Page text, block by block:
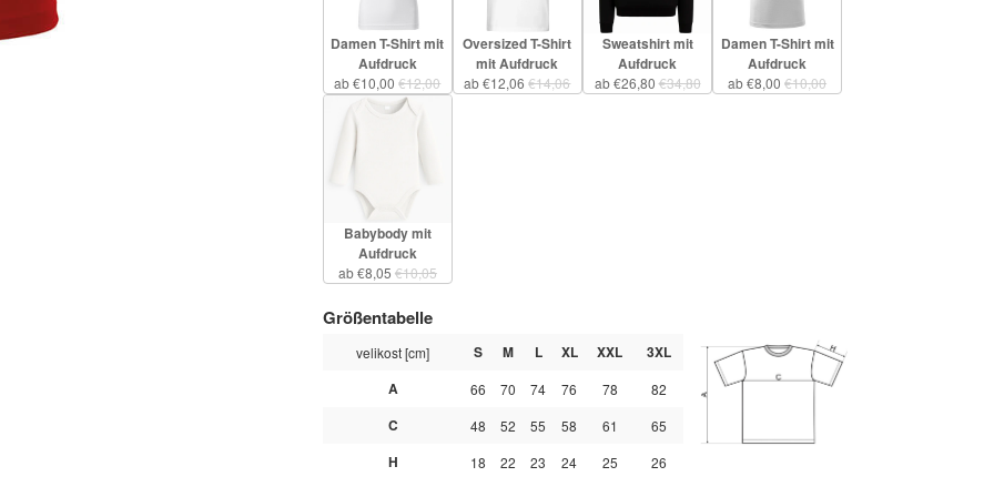
Damen T-Shirt mit
Aufdruck
ab €10,00€12,00
Oversized T-Shirt
mit Aufdruck
ab €12,06€14,06
Sweatshirt mit
Aufdruck
ab €26,80€34,80
Damen T-Shirt mit
Aufdruck
ab €8,00€10,00
Babybody mit
Aufdruck
ab €8,05 €10,05
Größentabelle
velikost [cm] S M L XL XXL
3XL
A
66 70 74 76 78 82
C 48 52 55 58 61 65
H 18 22 23 24 25 26